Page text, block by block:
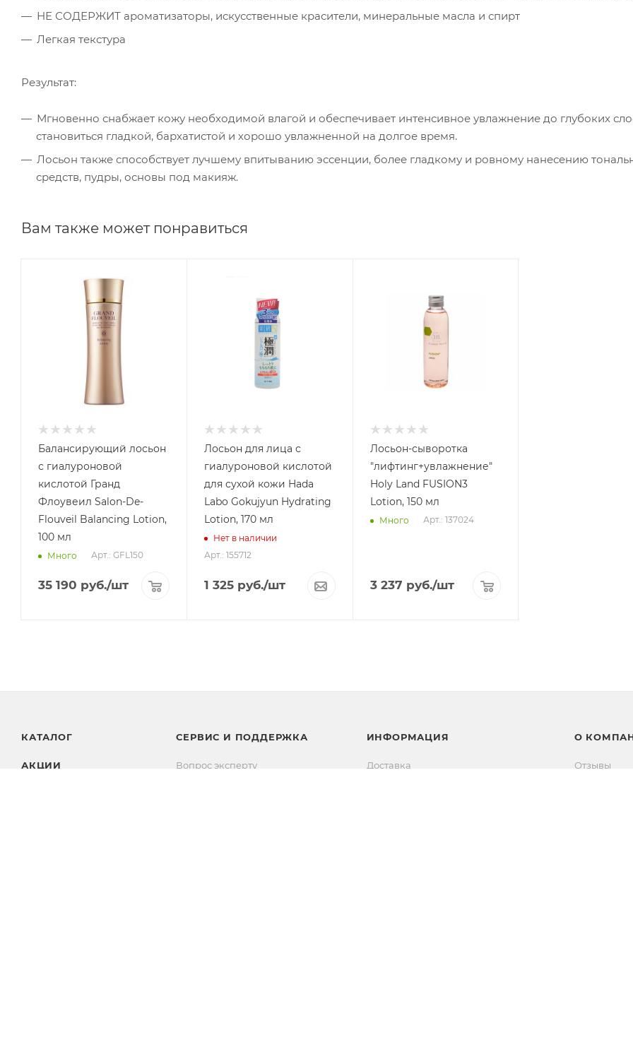
НЕ СОДЕРЖИТ ароматизаторы, искусственные красители, минеральные масла и спирт
Легкая текстура
Результат:
Мгновенно снабжает кожу необходимой влагой и обеспечивает интенсивное увлажнение до глубоких
становиться гладкой, бархатистой и хорошо увлажненной на долгое время.
Лосьон также способствует лучшему впитыванию эссенции, более гладкому и ровному нанесению
средств, пудры, основы под макияж.
Вам также может понравиться
Балансирующий лосьон
с гиалуроновой
кислотой Гранд
Флоувеил Salon-De-
Flouveil Balancing Lotion,
100 мл
Много Арт.: GFL150
35 190 руб./шт
Лосьон для лица с
гиалуроновой кислотой
для сухой кожи Hada
Labo Gokujyun Hydrating
Lotion, 170 мл
Нет в наличии
Арт.: 155712
1 325руб./шт
Лосьон-сыворотка
"лифтинг+увлажнение"
Holy Land FUSION3
Lotion, 150 мл
Много Арт.: 137024
3 237 руб./шт
КАТАЛОГ
АКЦИИ
СЕРВИС И ПОДДЕРЖКА
Вопрос эксперту
ИНФОРМАЦИЯ
Доставка
О
Отзывы